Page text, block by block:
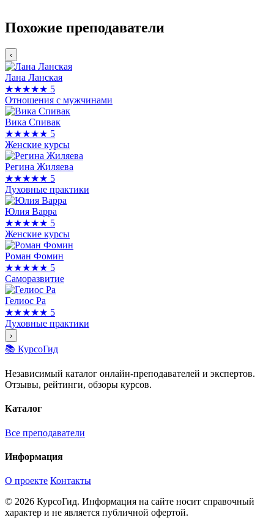
Похожие преподаватели
‹
Лана Ланская
★★★★★ 5
Отношения с мужчинами
Вика Спивак
★★★★★ 5
Женские курсы
Регина Жиляева
★★★★★ 5
Духовные практики
Юлия Варра
★★★★★ 5
Женские курсы
Роман Фомин
★★★★★ 5
Саморазвитие
Гелиос Ра
★★★★★ 5
Духовные практики
›
📚 КурсоГид
Независимый каталог онлайн-преподавателей и экспертов.
Отзывы, рейтинги, обзоры курсов.
Каталог
Все преподаватели
Информация
О проекте Контакты
© 2026 КурсоГид. Информация на сайте носит справочный
характер и не является публичной офертой.